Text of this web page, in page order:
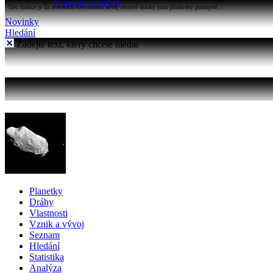
Katalogy objektů
Tato funkce je na stránkách Astronomia nová, testové otázky jsou přidávány postupně...
Novinky
Hledání
Zadejte text, který chcete hledat
Planetky
Dráhy
Vlastnosti
Vznik a vývoj
Seznam
Hledání
Statistika
Analýza